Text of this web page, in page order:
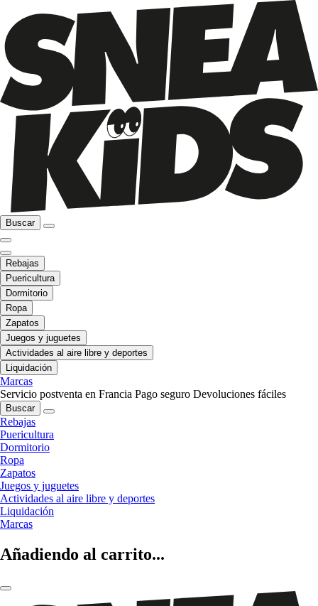
Buscar
Rebajas
Puericultura
Dormitorio
Ropa
Zapatos
Juegos y juguetes
Actividades al aire libre y deportes
Liquidación
Marcas
Servicio postventa en Francia Pago seguro Devoluciones fáciles
Buscar
Rebajas
Puericultura
Dormitorio
Ropa
Zapatos
Juegos y juguetes
Actividades al aire libre y deportes
Liquidación
Marcas
Añadiendo al carrito...